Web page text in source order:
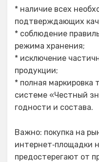
* наличие всех
подтверждающих
* соблюдение
режима хранения;
* исключение
продукции;
* полная маркировка
системе «Честный
годности и состава.
Важно: покупка на
интернет‑площадки
предостерегают от